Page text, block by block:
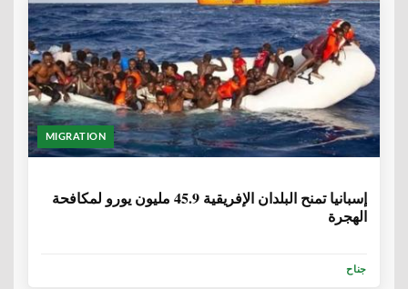
MIGRATION
إسبانيا تمنح البلدان الإفريقية 45.9 مليون يورو لمكافحة
الهجرة
جناح